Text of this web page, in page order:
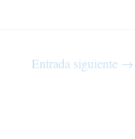
Entrada siguiente →